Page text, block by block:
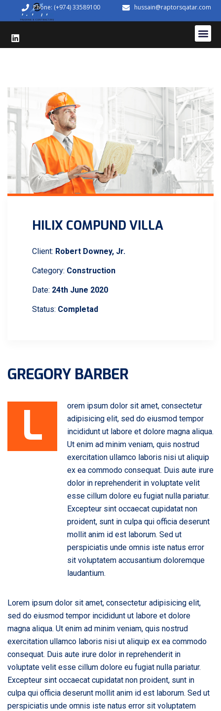
Phone: (+974) 33589100 hussain@raptorsqatar.com
HILIX COMPUND VILLA
Client: Robert Downey, Jr.
Category: Construction
Date: 24th June 2020
Status: Completad
GREGORY BARBER
L
orem ipsum dolor sit amet, consectetur
adipisicing elit, sed do eiusmod tempor
incididunt ut labore et dolore magna aliqua.
Ut enim ad minim veniam, quis nostrud
exercitation ullamco laboris nisi ut aliquip
ex ea commodo consequat. Duis aute irure
dolor in reprehenderit in voluptate velit
esse cillum dolore eu fugiat nulla pariatur.
Excepteur sint occaecat cupidatat non
proident, sunt in culpa qui officia deserunt
mollit anim id est laborum. Sed ut
perspiciatis unde omnis iste natus error
sit voluptatem accusantium doloremque
laudantium.
Lorem ipsum dolor sit amet, consectetur adipisicing elit,
sed do eiusmod tempor incididunt ut labore et dolore
magna aliqua. Ut enim ad minim veniam, quis nostrud
exercitation ullamco laboris nisi ut aliquip ex ea commodo
consequat. Duis aute irure dolor in reprehenderit in
voluptate velit esse cillum dolore eu fugiat nulla pariatur.
Excepteur sint occaecat cupidatat non proident, sunt in
culpa qui officia deserunt mollit anim id est laborum. Sed ut
perspiciatis unde omnis iste natus error sit voluptatem